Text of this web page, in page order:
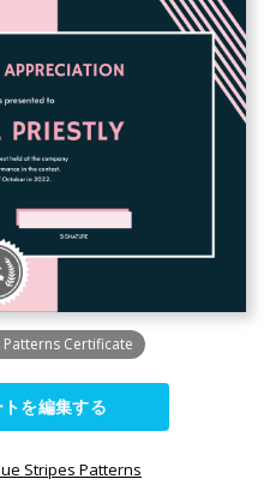
Certificate
を編集する
Stripes Patterns